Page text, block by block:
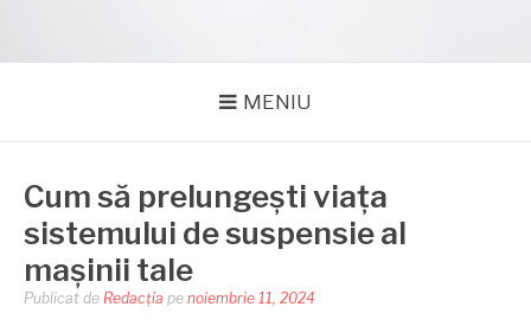
MENIU
Cum să prelungești viața
sistemului de suspensie al
mașinii tale
Publicat de Redacția pe noiembrie 11, 2024